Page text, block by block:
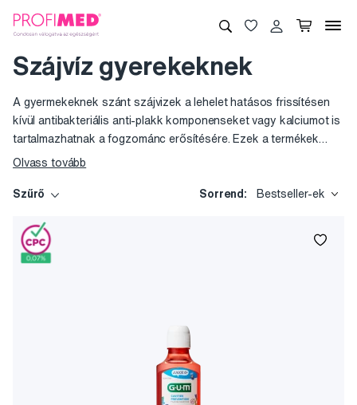
Szájvíz gyerekeknek
A gyermekeknek szánt szájvizek a lehelet hatásos frissítésen
kívül antibakteriális anti-plakk komponenseket vagy kalciumot is
tartalmazhatnak a fogzománc erősítésére. Ezek a termékek
ideálisak lehetnek rögzített fogszabályozót viselők számára is.i
még lenyelhetik a folyadékot.
Olvass tovább
Szűrő Sorrend: Bestseller-ek